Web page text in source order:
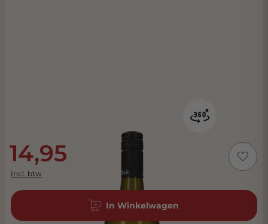
14,95
Incl. btw
In Winkelwagen